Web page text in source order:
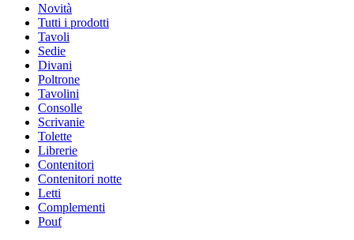
Novità
Tutti i prodotti
Tavoli
Sedie
Divani
Poltrone
Tavolini
Consolle
Scrivanie
Tolette
Librerie
Contenitori
Contenitori notte
Letti
Complementi
Pouf